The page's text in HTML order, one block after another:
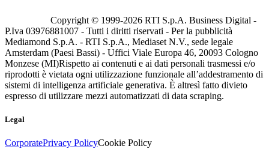
Copyright © 1999-2026 RTI S.p.A. Business Digital -
P.Iva 03976881007 - Tutti i diritti riservati - Per la pubblicità
Mediamond S.p.A. - RTI S.p.A., Mediaset N.V., sede legale
Amsterdam (Paesi Bassi) - Uffici Viale Europa 46, 20093 Cologno
Monzese (MI)Rispetto ai contenuti e ai dati personali trasmessi e/o
riprodotti è vietata ogni utilizzazione funzionale all’addestramento di
sistemi di intelligenza artificiale generativa. È altresì fatto divieto
espresso di utilizzare mezzi automatizzati di data scraping.
Legal
CorporatePrivacy PolicyCookie Policy